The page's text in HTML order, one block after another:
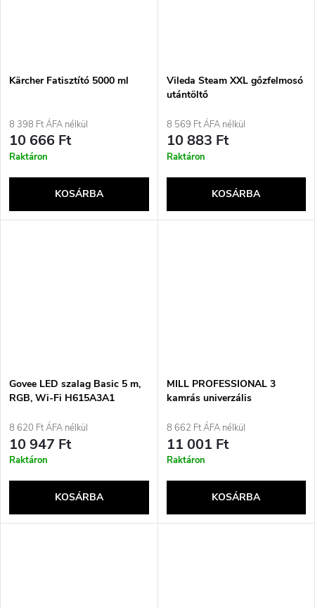
Kärcher Fatisztító 5000 ml
8 398 Ft ÁFA nélkül
10 666 Ft
Raktáron
KOSÁRBA
Vileda Steam XXL gőzfelmosó
utántöltő
8 569 Ft ÁFA nélkül
10 883 Ft
Raktáron
KOSÁRBA
Govee LED szalag Basic 5 m,
RGB, Wi-Fi H615A3A1
8 620 Ft ÁFA nélkül
10 947 Ft
Raktáron
KOSÁRBA
MILL PROFESSIONAL 3
kamrás univerzális
8 662 Ft ÁFA nélkül
11 001 Ft
Raktáron
KOSÁRBA